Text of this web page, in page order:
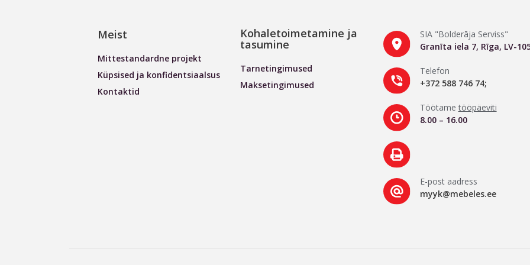
Meist
Mittestandardne projekt
Küpsised ja konfidentsiaalsus
Kontaktid
Kohaletoimetamine ja
tasumine
Tarnetingimused
Maksetingimused
SIA "Bolderāja Serviss"
Granīta iela 7, Rīga, LV-
Telefon
+372 588 746 74;
Töötametööpäeviti
8.00 – 16.00
E-post aadress
myyk@mebeles.ee